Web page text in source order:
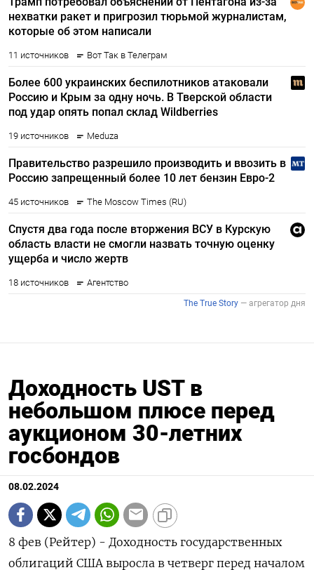
Доходность UST в
небольшом плюсе перед
аукционом 30-летних
госбондов
08.02.2024
8 фев (Рейтер) - Доходность государственных
облигаций США выросла в четверг перед началом